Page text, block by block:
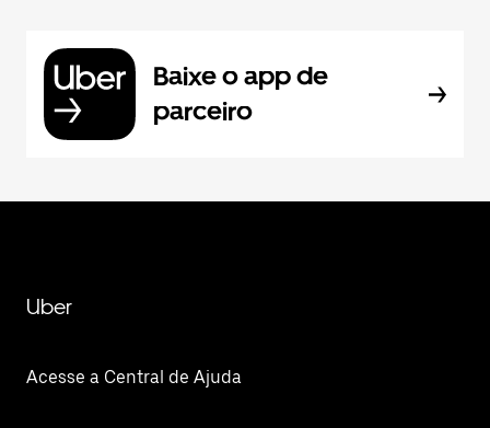
Baixe o app de
parceiro
Uber
Acesse a Central de Ajuda